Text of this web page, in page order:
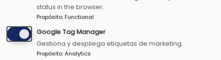
status in the browser.
Propósito:Functional
Google Tag Manager
Gestiona y despliega etiquetas de marketing.
Propósito:Analytics